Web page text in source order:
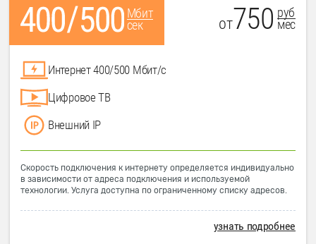
Мбит
сек
от750 руб
мес
Интернет 400/500 Мбит/с
Цифровое ТВ
Внешний IP
Скорость подключения к интернету определяется индивидуально
в зависимости от адреса подключения и используемой
технологии. Услуга доступна по ограниченному списку адресов.
узнать подробнее